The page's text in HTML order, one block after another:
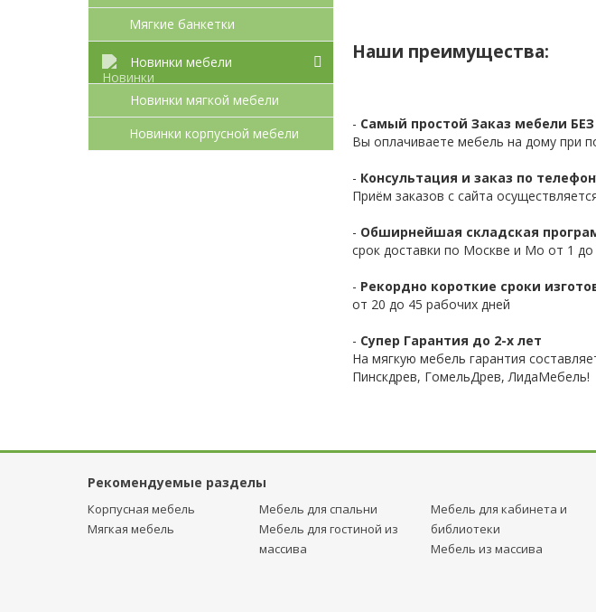
Мягкие банкетки
Новинки мебели
Новинки мягкой мебели
Новинки корпусной мебели
Наши преимущества:
- Самый простой Заказ мебели
Вы оплачиваете мебель на дому при
- Консультация и заказ по
Приём заказов с сайта
- Обширнейшая складская
срок доставки по Москве и Мо от 1 до
- Рекордно короткие сроки
от 20 до 45 рабочих дней
- Супер Гарантия до 2-х лет
На мягкую мебель гарантия
Пинскдрев, ГомельДрев, ЛидаМебель!
Рекомендуемые разделы
Корпусная мебель
Мягкая мебель
Мебель для спальни
Мебель для гостиной из
массива
Мебель для кабинета и
библиотеки
Мебель из массива